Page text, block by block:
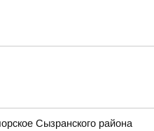
Сызранского района